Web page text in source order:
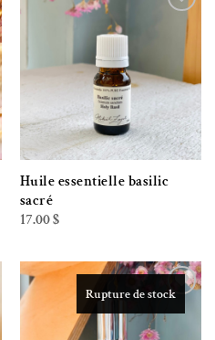
Ajouter à la liste de souhaits
Huile essentielle basilic
sacré
17.00$
Rupture de stock